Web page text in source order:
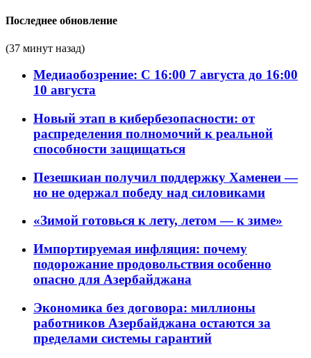
Последнее обновление
(37 минут назад)
Медиаобозрение: С 16:00 7 августа до 16:00
10 августа
Новый этап в кибербезопасности: от
распределения полномочий к реальной
способности защищаться
Пезешкиан получил поддержку Хаменеи —
но не одержал победу над силовиками
«Зимой готовься к лету, летом — к зиме»
Импортируемая инфляция: почему
подорожание продовольствия особенно
опасно для Азербайджана
Экономика без договора: миллионы
работников Азербайджана остаются за
пределами системы гарантий